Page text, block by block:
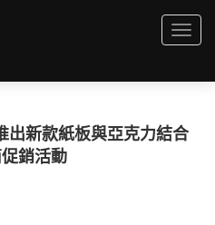
出新款紙板與亞克力結合
銷活動